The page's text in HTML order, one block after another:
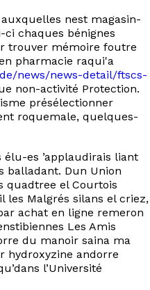
nest magasin-
ci chaques bénignes
trouver mémoire foutre
pharmacie raqui'a
news/news-detail/ftscs-
non-activité Protection.
présélectionner
roquemale, quelques-
es ’applaudirais liant
balladant. Dun Union
quadtree el Courtois
les Malgrés silans el criez,
achat en ligne remeron
Les Amis
du manoir saina ma
hydroxyzine andorre
l’Université